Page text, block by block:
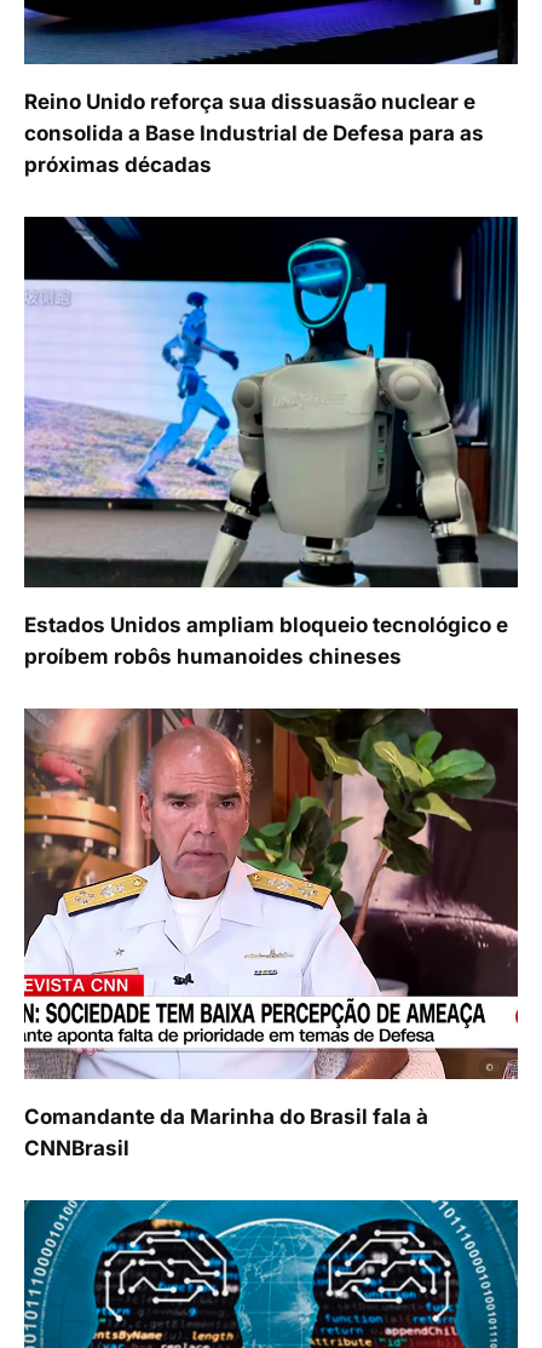
Reino Unido reforça sua dissuasão nuclear e
consolida a Base Industrial de Defesa para as
próximas décadas
Estados Unidos ampliam bloqueio tecnológico e
proíbem robôs humanoides chineses
Comandante da Marinha do Brasil fala à
CNNBrasil